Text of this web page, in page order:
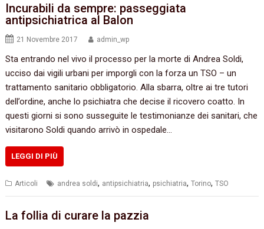
Incurabili da sempre: passeggiata
antipsichiatrica al Balon
21 Novembre 2017 admin_wp
Sta entrando nel vivo il processo per la morte di Andrea Soldi,
ucciso dai vigili urbani per imporgli con la forza un TSO – un
trattamento sanitario obbligatorio. Alla sbarra, oltre ai tre tutori
dell’ordine, anche lo psichiatra che decise il ricovero coatto. In
questi giorni si sono susseguite le testimonianze dei sanitari, che
visitarono Soldi quando arrivò in ospedale…
LEGGI DI PIÙ
Articoli andrea soldi, antipsichiatria, psichiatria,Torino,TSO
La follia di curare la pazzia